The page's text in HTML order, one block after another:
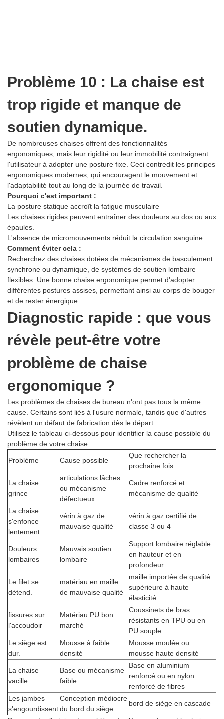
Problème 10 : La chaise est
trop rigide et manque de
soutien dynamique.
De nombreuses chaises offrent des fonctionnalités
ergonomiques, mais leur rigidité ou leur immobilité contraignent
l'utilisateur à adopter une posture fixe. Ceci contredit les principes
ergonomiques modernes, qui encouragent le mouvement et
l'adaptabilité tout au long de la journée de travail.
Pourquoi c'est important :
La posture statique accroît la fatigue musculaire
Les chaises rigides peuvent entraîner des douleurs au dos ou aux
épaules.
L'absence de micromouvements réduit la circulation sanguine.
Comment éviter cela :
Recherchez des chaises dotées de mécanismes de basculement
synchrone ou dynamique, de systèmes de soutien lombaire
flexibles. Une bonne chaise ergonomique permet d'adopter
différentes postures assises, permettant ainsi au corps de bouger
et de rester énergique.
Diagnostic rapide : que vous
révèle peut-être votre
problème de chaise
ergonomique ?
Les problèmes de chaises de bureau n'ont pas tous la même
cause. Certains sont liés à l'usure normale, tandis que d'autres
révèlent un défaut de fabrication dès le départ.
Utilisez le tableau ci-dessous pour identifier la cause possible du
problème de votre chaise.
Problème Cause possible
Que rechercher la
prochaine fois
La chaise
grince
articulations lâches
ou mécanisme
défectueux
Cadre renforcé et
mécanisme de qualité
La chaise
s'enfonce
lentement
vérin à gaz de
mauvaise qualité
vérin à gaz certifié de
classe 3 ou 4
Douleurs
lombaires
Mauvais soutien
lombaire
Support lombaire réglable
en hauteur et en
profondeur
Le filet se
détend.
matériau en maille
de mauvaise qualité
maille importée de qualité
supérieure à haute
élasticité
fissures sur
l'accoudoir
Matériau PU bon
marché
Coussinets de bras
résistants en TPU ou en
PU souple
Le siège est
dur.
Mousse à faible
densité
Mousse moulée ou
mousse haute densité
La chaise
vacille
Base ou mécanisme
faible
Base en aluminium
renforcé ou en nylon
renforcé de fibres
Les jambes
s'engourdissent
Conception médiocre
du bord du siège
bord de siège en cascade